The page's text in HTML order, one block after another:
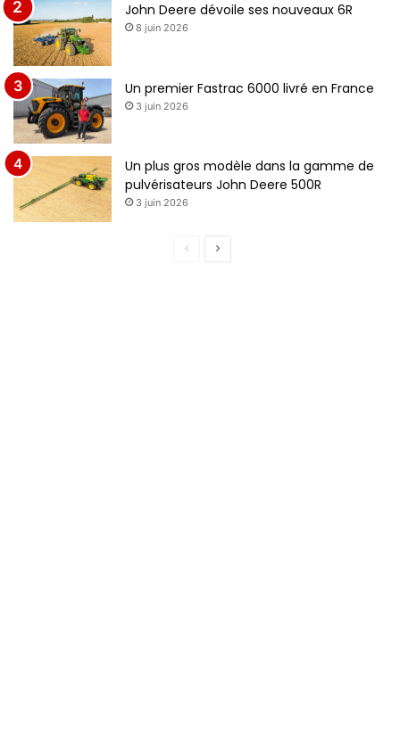
John Deere dévoile ses nouveaux 6R
8 juin 2026
Un premier Fastrac 6000 livré en France
3 juin 2026
Un plus gros modèle dans la gamme de
pulvérisateurs John Deere 500R
3 juin 2026
Page
Page